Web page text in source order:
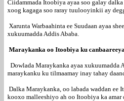
Ciidammada Itoobiya ayaa soo galay
xoog kagaga soo raray tuulooyinkii ay
Xarunta Warbaahinta ee Suudaan ayaa
xukuumadda Addis Ababa.
Maraykanka oo Itoobiya ku
Dowlada Maraykanka ayaa xukuumadda
maraykanku ku tilmaamay inay tahay
Dalka Maraykanka, oo labada waddan ee
kooxo malleeshiyo ah oo Itoobiya ka